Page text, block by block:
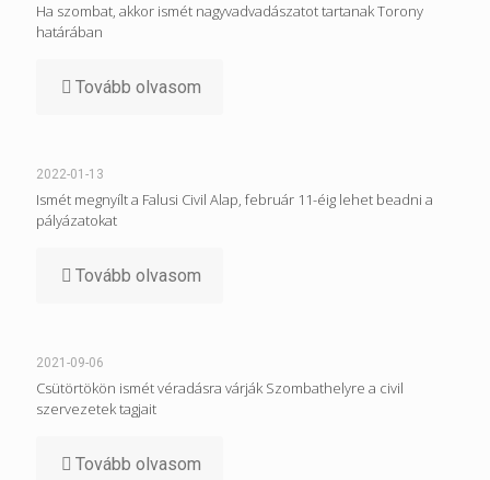
Ha szombat, akkor ismét nagyvadvadászatot tartanak Torony
határában
Tovább olvasom
2022-01-13
Ismét megnyílt a Falusi Civil Alap, február 11-éig lehet beadni a
pályázatokat
Tovább olvasom
2021-09-06
Csütörtökön ismét véradásra várják Szombathelyre a civil
szervezetek tagjait
Tovább olvasom